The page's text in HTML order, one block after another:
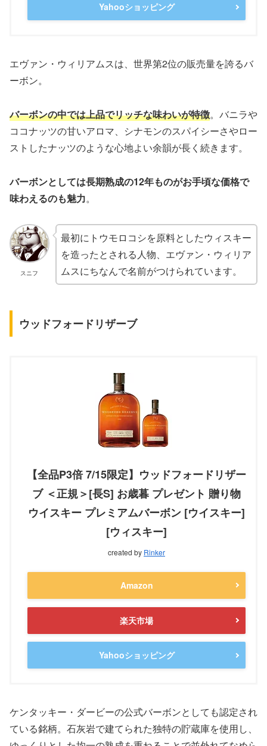
Yahooショッピング
エヴァン・ウィリアムスは、世界第2位の販売量を誇るバ
ーボン。
バーボンの中では上品でリッチな味わいが特徴。バニラや
ココナッツの甘いアロマ、シナモンのスパイシーさやロー
ストしたナッツのような心地よい余韻が長く続きます。
バーボンとしては長期熟成の12年ものがお手頃な価格で
味わえるのも魅力。
スニフ
最初にトウモロコシを原料としたウィスキー
を造ったとされる人物、エヴァン・ウィリア
ムスにちなんで名前がつけられています。
ウッドフォードリザーブ
【全品P3倍 7/15限定】ウッドフォードリザー
ブ ＜正規＞[長S] お歳暮 プレゼント 贈り物
ウイスキー プレミアムバーボン [ウイスキー]
[ウィスキー]
created by Rinker
Amazon
楽天市場
Yahooショッピング
ケンタッキー・ダービーの公式バーボンとしても認定され
ている銘柄。石灰岩で建てられた独特の貯蔵庫を使用し、